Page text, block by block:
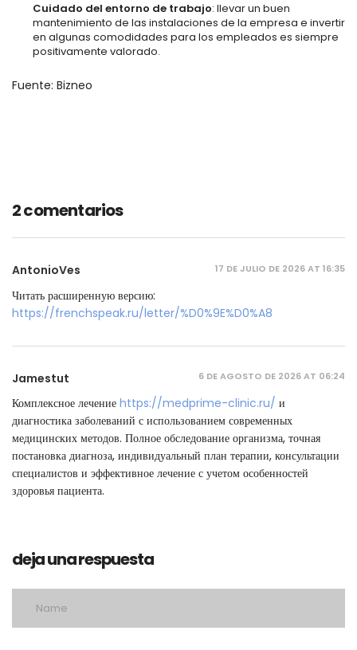
Cuidado del entorno de trabajo: llevar un buen
mantenimiento de las instalaciones de la empresa e invertir
en algunas comodidades para los empleados es siempre
positivamente valorado.
Fuente: Bizneo
2 comentarios
AntonioVes 17 DE JULIO DE 2026 AT 16:35
Читать расширенную версию:
https://frenchspeak.ru/letter/%D0%9E%D0%A8
Jamestut 6 DE AGOSTO DE 2026 AT 06:24
Комплексное лечение https://medprime-clinic.ru/ и
диагностика заболеваний с использованием современных
медицинских методов. Полное обследование организма, точная
постановка диагноза, индивидуальный план терапии, консультации
специалистов и эффективное лечение с учетом особенностей
здоровья пациента.
deja una respuesta